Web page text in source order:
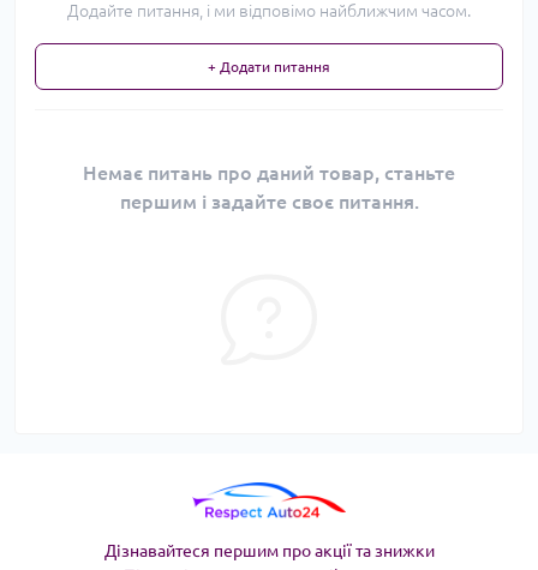
Додайте питання, і ми відповімо найближчим часом.
+ Додати питання
Немає питань про даний товар, станьте
першим і задайте своє питання.
Дізнавайтеся першим про акції та знижки